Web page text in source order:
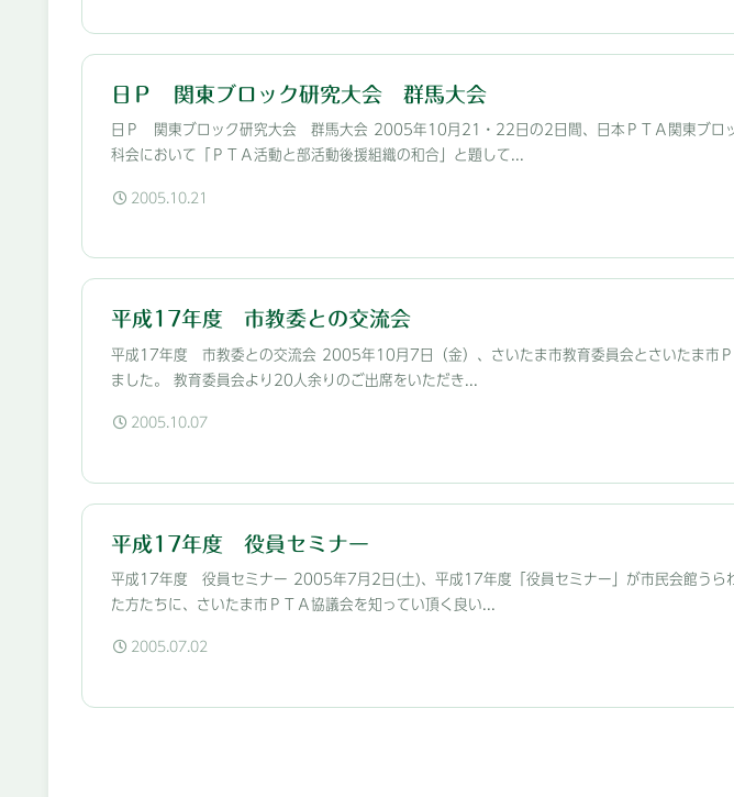
日Ｐ 関東ブロック研究大会 群馬大会
日Ｐ 関東ブロック研究大会 群馬大会 2005年10月21・22日の2日間、日本ＰＴＡ関東ブロ
科会において「ＰＴＡ活動と部活動後援組織の和合」と題して...
2005.10.21
平成17年度 市教委との交流会
平成17年度 市教委との交流会 2005年10月7日（金）、さいたま市教育委員会とさいたま市
ました。 教育委員会より20人余りのご出席をいただき...
2005.10.07
平成17年度 役員セミナー
平成17年度 役員セミナー 2005年7月2日(土)、平成17年度「役員セミナー」が市民会館うら
た方たちに、さいたま市ＰＴＡ協議会を知ってい頂く良い...
2005.07.02